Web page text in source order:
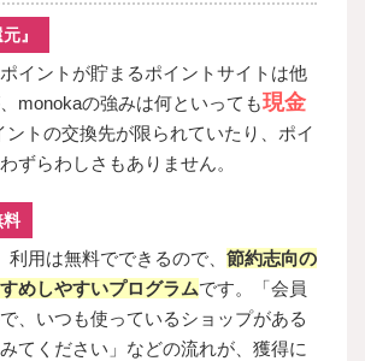
』
イントが貯まるポイントサイトは他
monokaの強みは何といっても現金
ントの交換先が限られていたり、ポイ
ずらわしさもありません。
料
利用は無料でできるので、 節約志向の
めしやすいプログラムです。「会員
、いつも使っているショップがある
てください」などの流れが、獲得に